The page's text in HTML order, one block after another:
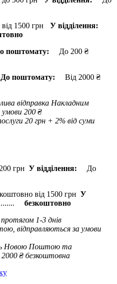
У відділення:
поштомату: До 200 ₴
До поштомату: Від 2000 ₴
відправка Накладним
умови 200 ₴
20 грн + 2% від суми
У відділення: До
У
безкоштовно
1-3 днів
відправляються за умови
Новою Поштою та
₴ безкоштовна